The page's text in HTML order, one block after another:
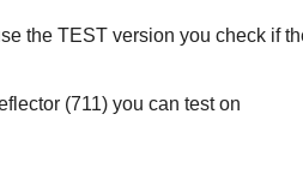
the TEST version you check if
(711) you can test on